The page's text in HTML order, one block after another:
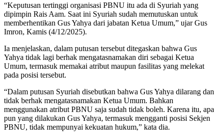
“Keputusan tertinggi organisasi PBNU itu ada di Syuriah yang
dipimpin Rais Aam. Saat ini Syuriah sudah memutuskan untuk
memberhentikan Gus Yahya dari jabatan Ketua Umum,” ujar Gus
Imron, Kamis (4/12/2025).
Ia menjelaskan, dalam putusan tersebut ditegaskan bahwa Gus
Yahya tidak lagi berhak mengatasnamakan diri sebagai Ketua
Umum, termasuk memakai atribut maupun fasilitas yang melekat
pada posisi tersebut.
“Dalam putusan Syuriah disebutkan bahwa Gus Yahya dilarang dan
tidak berhak mengatasnamakan Ketua Umum. Bahkan
menggunakan atribut PBNU saja sudah tidak boleh. Karena itu, apa
pun yang dilakukan Gus Yahya, termasuk mengganti posisi Sekjen
PBNU, tidak mempunyai kekuatan hukum,” kata dia.